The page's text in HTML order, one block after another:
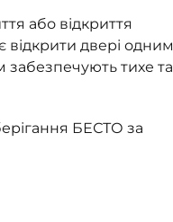
або відкриття
відкрити двері одним
забезпечують тихе та
БЕСТО за